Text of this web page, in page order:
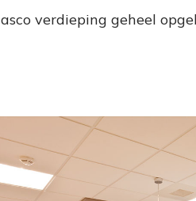
verdieping geheel